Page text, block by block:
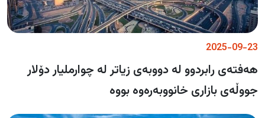
2025-09-23
هەفتەی رابردوو لە دووبەی زیاتر لە چوارملیار دۆلار
جووڵەی بازاری خانووبەرەوە بووە